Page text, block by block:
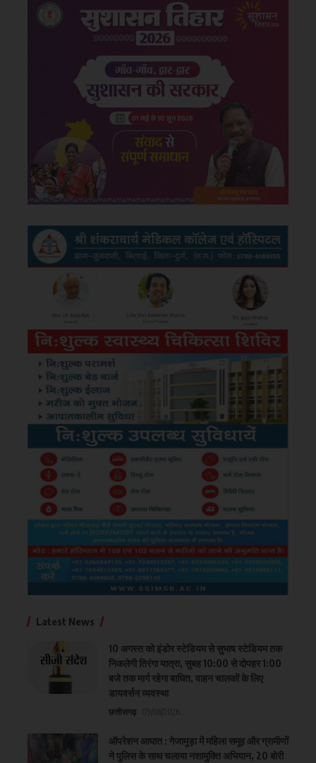
Latest News
10 अगस्त को इंडोर स्टेडियम से सुभाष स्टेडियम तक
निकलेगी तिरंगा यात्रा, सुबह 10:00 से दोपहर 1:00
बजे तक मार्ग रहेगा बाधित, वाहन चालकों के लिए
डायवर्सन व्यवस्था
छत्तीसगढ़
ऑपरेशन आघात : गेजामुड़ा में महिला समूह और ग्रामीणों
ने पुलिस के साथ चलाया नशामुक्ति अभियान, 20 बोरी